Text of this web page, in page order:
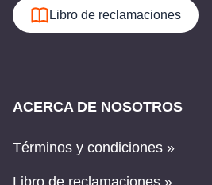
Libro de reclamaciones
ACERCA DE NOSOTROS
Términos y condiciones »